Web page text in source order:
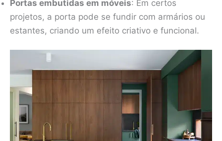
Portas embutidas em móveis: Em certos
projetos, a porta pode se fundir com armários ou
estantes, criando um efeito criativo e funcional.